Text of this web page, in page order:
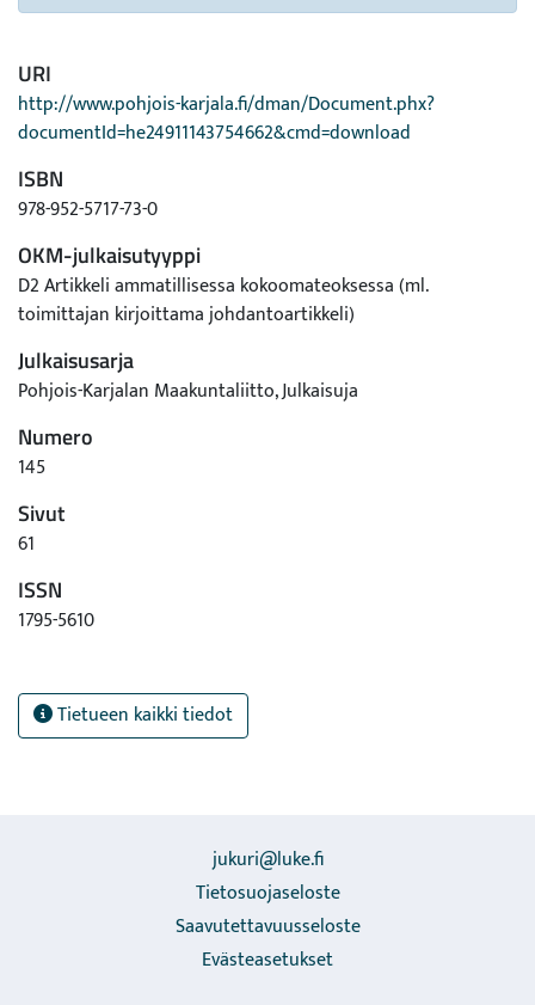
URI
http://www.pohjois-karjala.fi/dman/Document.phx?
documentId=he24911143754662&cmd=download
ISBN
978-952-5717-73-0
OKM-julkaisutyyppi
D2 Artikkeli ammatillisessa kokoomateoksessa (ml.
toimittajan kirjoittama johdantoartikkeli)
Julkaisusarja
Pohjois-Karjalan Maakuntaliitto, Julkaisuja
Numero
145
Sivut
61
ISSN
1795-5610
Tietueen kaikki tiedot
jukuri@luke.fi
Tietosuojaseloste
Saavutettavuusseloste
Evästeasetukset